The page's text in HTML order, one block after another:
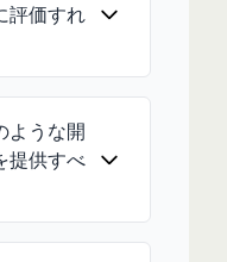
評価すれ
ような開
提供すべ